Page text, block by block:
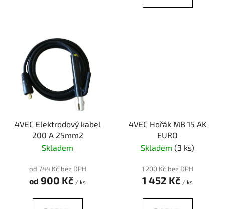
4VEC Elektrodový kabel
200 A 25mm2
Skladem
od 744 Kč bez DPH
od 900 Kč / ks
4VEC Hořák MB 15 AK
EURO
Skladem (3 ks)
1 200 Kč bez DPH
1 452 Kč / ks